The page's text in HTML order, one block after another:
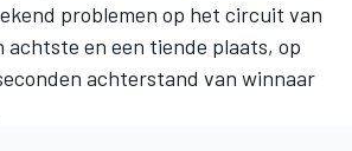
problemen op het circuit van
achtste en een tiende plaats, op
achterstand van winnaar